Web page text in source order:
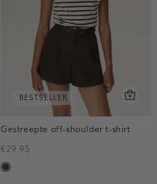
BESTSELLER
Gestreepte off-shoulder t-shirt
€29.95
choco